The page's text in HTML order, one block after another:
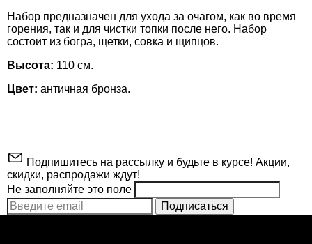
Набор предназначен для ухода за очагом, как во время
горения, так и для чистки топки после него. Набор
состоит из богра, щетки, совка и щипцов.
Высота: 110 см.
Цвет: античная бронза.
Производитель RGR
ВНИМАНИЕ!
Подпишитесь на рассылку и будьте в курсе! Акции,
скидки, распродажи ждут!
Не заполняйте это поле
Подписаться